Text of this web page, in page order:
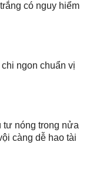
có nguy hiểm
ngon chuẩn vị
tư nóng trong nửa
càng dễ hao tài